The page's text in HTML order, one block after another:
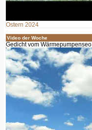
Ostern 2024
Video der Woche
Gedicht vom Wärmepumpenseo